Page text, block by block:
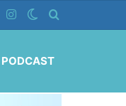
YouTubeInstagramSwitch skin
PODCAST